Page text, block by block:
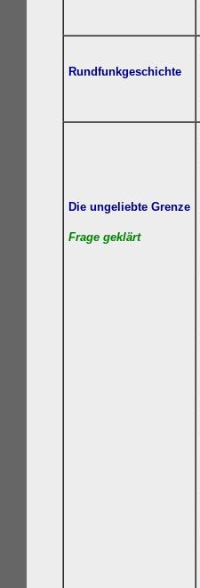
Rundfunkgeschichte
Die ungeliebte Grenze
Frage geklärt